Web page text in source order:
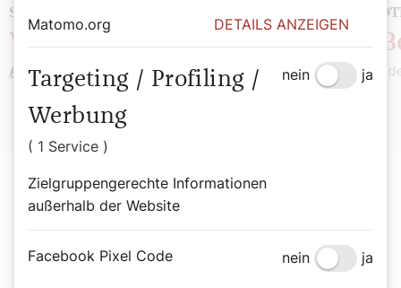
SOMMERMEINUNG
Wie spricht Gott?
Stefan Kronthaler
Der
Der SONNTAG Abo
Matomo.org DETAILS ANZEIGEN
Targeting / Profiling /
Werbung
( 1 Service )
Zielgruppengerechte Informationen
außerhalb der Website
nein ja
Facebook Pixel Code nein ja